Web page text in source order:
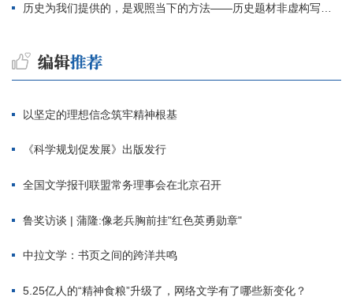
历史为我们提供的，是观照当下的方法——历史题材非虚构写作多人谈
以坚定的理想信念筑牢精神根基
《科学规划促发展》出版发行
全国文学报刊联盟常务理事会在北京召开
鲁奖访谈 | 蒲隆:像老兵胸前挂"红色英勇勋章"
中拉文学：书页之间的跨洋共鸣
5.25亿人的“精神食粮”升级了，网络文学有了哪些新变化？